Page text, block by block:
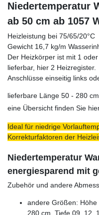
Niedertemperatur
ab 50 cm ab 1057
Heizleistung bei 75/65/20°C
Gewicht 16,7 kg/m
Der Heizkörper ist mit 1
lieferbar, hier 2 Heizregister.
Anschlüsse einseitig links
lieferbare Länge 50 - 280
eine Übersicht finden Sie
Ideal für niedrige
Korrekturfaktoren der
Niedertemperatur
energiesparend mit
Zubehör und andere
andere Größen:
280 cm, Tiefe 09, 12,